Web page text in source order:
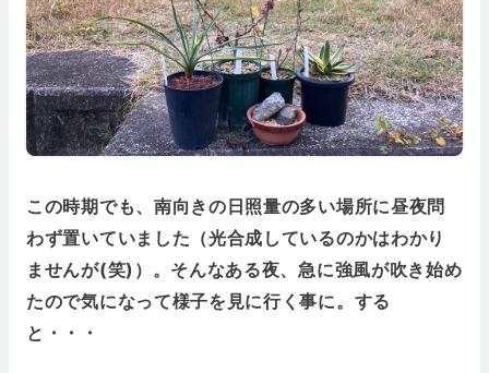
この時期でも、南向きの日照量の多い場所に昼夜問
わず置いていました（光合成しているのかはわかり
ませんが(笑)）。そんなある夜、急に強風が吹き始め
たので気になって様子を見に行く事に。する
と・・・